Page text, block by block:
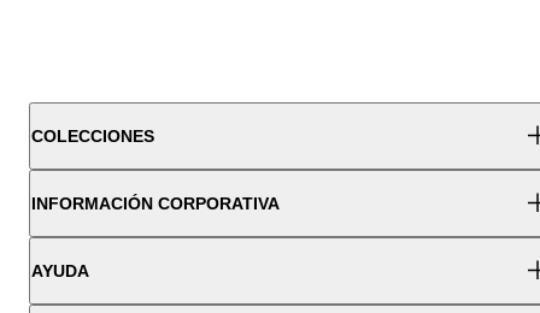
COLECCIONES
INFORMACIÓN CORPORATIVA
AYUDA